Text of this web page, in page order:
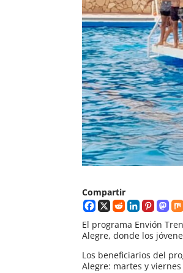
Compartir
El programa Envión
Alegre, donde los
Los beneficiarios del
Alegre: martes y